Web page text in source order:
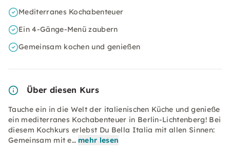
Mediterranes Kochabenteuer
Ein 4-Gänge-Menü zaubern
Gemeinsam kochen und genießen
Über diesen Kurs
Tauche ein in die Welt der italienischen Küche und genieße
ein mediterranes Kochabenteuer in Berlin-Lichtenberg! Bei
diesem Kochkurs erlebst Du Bella Italia mit allen Sinnen:
Gemeinsam mit e… mehr lesen